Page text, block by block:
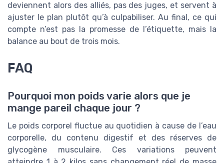
deviennent alors des alliés, pas des juges, et servent à
ajuster le plan plutôt qu’à culpabiliser. Au final, ce qui
compte n’est pas la promesse de l’étiquette, mais la
balance au bout de trois mois.
FAQ
Pourquoi mon poids varie alors que je
mange pareil chaque jour ?
Le poids corporel fluctue au quotidien à cause de l’eau
corporelle, du contenu digestif et des réserves de
glycogène musculaire. Ces variations peuvent